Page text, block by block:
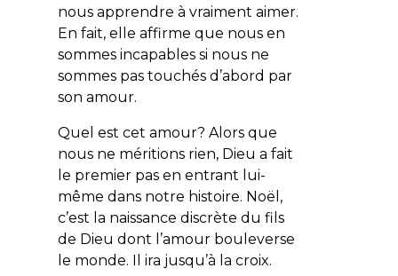
nous apprendre à vraiment aimer.
En fait, elle affirme que nous en
sommes incapables si nous ne
sommes pas touchés d’abord par
son amour.
Quel est cet amour? Alors que
nous ne méritions rien, Dieu a fait
le premier pas en entrant lui-
même dans notre histoire. Noël,
c’est la naissance discrète du fils
de Dieu dont l’amour bouleverse
le monde. Il ira jusqu’à la croix.